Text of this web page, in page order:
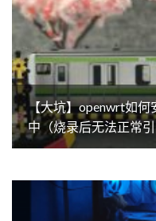
【大坑】openwrt如
中（烧录后无法正常